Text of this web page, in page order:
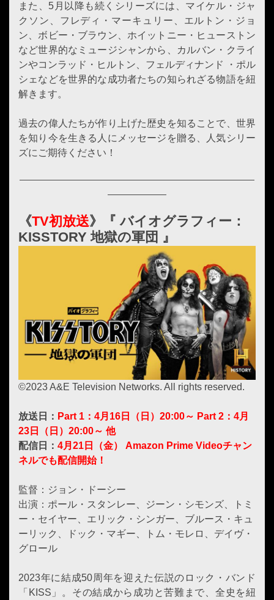
また、5月以降も続くシリーズには、マイケル・ジャ
クソン、フレディ・マーキュリー、エルトン・ジョ
ン、ボビー・ブラウン、ホイットニー・ヒューストン
など世界的なミュージシャンから、カルバン・クライ
ンやコンラッド・ヒルトン、フェルディナンド ・ポル
シェなどを世界的な成功者たちの知られざる物語を紐
解きます。
過去の偉人たちが作り上げた歴史を知ることで、世界
を知り今を生きる人にメッセージを贈る、人気シリー
ズにご期待ください！
《TV初放送》
『 バイオグラフィー：
KISSTORY 地獄の軍団 』
©2023 A&E Television Networks. All rights reserved.
放送日： Part 1：4月16日（日）20:00～ Part 2：4月
23日（日）20:00～ 他
配信日： 4月21日（金） Amazon Prime Videoチャン
ネルでも配信開始！
監督：ジョン・ドーシー
出演：ポール・スタンレー、ジーン・シモンズ、トミ
ー・セイヤー、エリック・シンガー、ブルース・キュ
ーリック、ドック・マギー、トム・モレロ、デイヴ・
グロール
2023年に結成50周年を迎えた伝説のロック・バンド
「KISS」。その結成から成功と苦難まで、全史を紐